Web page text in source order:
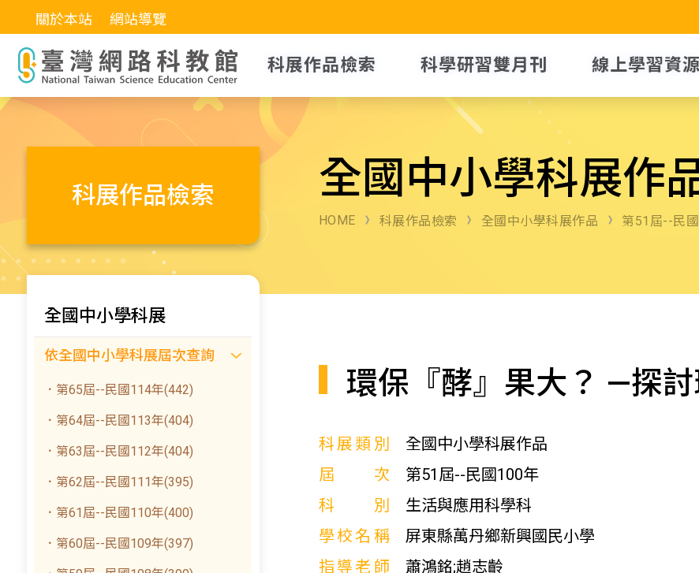
關於本站 網站導覽
科展作品檢索 科學研習雙月刊 線上學習資源
科展作品檢索 全國中小學科展作
HOME 科展作品檢索 全國中小學科展作品 第51屆--民
全國中小學科展
依全國中小學科展屆次查詢
．第65屆--民國114年(442)
．第64屆--民國113年(404)
．第63屆--民國112年(404)
．第62屆--民國111年(395)
．第61屆--民國110年(400)
．第60屆--民國109年(397)
環保『酵』果大？ —探
科展類別
全國中小學科展作品
屆次
第51屆--民國100年
科別
生活與應用科學科
學校名稱
屏東縣萬丹鄉新興國民小學
指導老師
蕭鴻銘;趙志齡